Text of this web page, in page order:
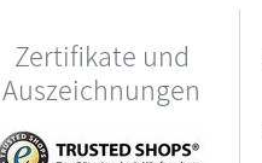
Zertifikate und
Auszeichnungen